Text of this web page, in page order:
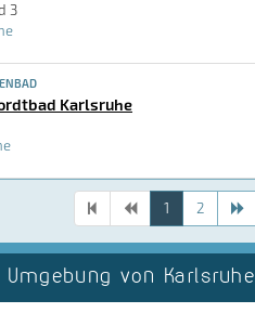
3
Karlsruhe
1 2
von Karlsruhe